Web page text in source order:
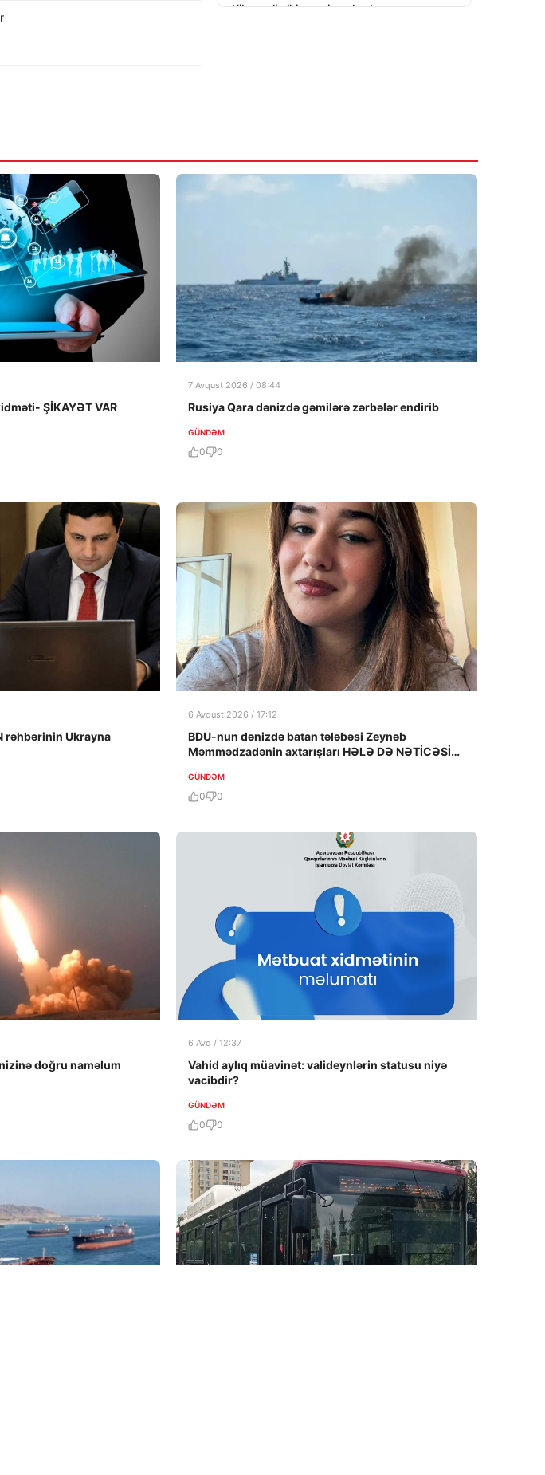
Kiberpolis iki gənci saxlayıb
ŞİKAYƏT VAR
7 Avqust 2026 / 08:44
Rusiya Qara dənizdə gəmilərə zərbələr endirib
GÜNDƏM
0 0
rəhbərinin Ukrayna
6 Avqust 2026 / 17:12
BDU-nun dənizdə batan tələbəsi Zeynəb
Məmmədzadənin axtarışları HƏLƏ DƏ NƏTİCƏSİZ
GÜNDƏM
0 0
doğru naməlum
6 Avq / 12:37
Vahid aylıq müavinət: valideynlərin statusu niyə
vacibdir?
GÜNDƏM
0 0